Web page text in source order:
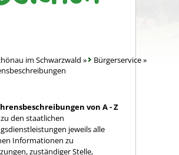
im Schwarzwald » Bürgerservice»
von A - Z
den staatlichen
jeweils alle
Informationen zu
zuständiger Stelle,